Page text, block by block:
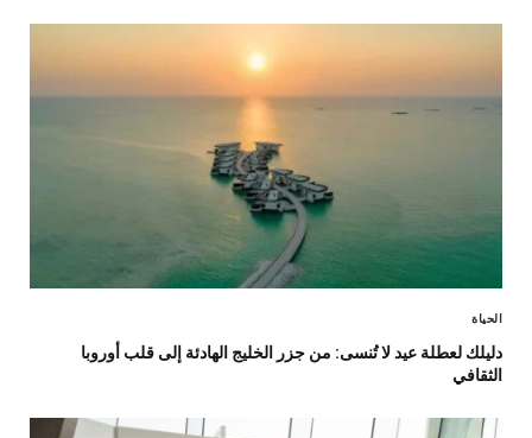
الحياة
دليلك لعطلة عيد لا تُنسى: من جزر الخليج الهادئة إلى قلب أوروبا
الثقافي